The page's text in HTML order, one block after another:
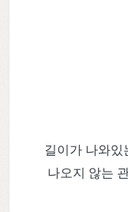
길이가 나와있
나오지 않는